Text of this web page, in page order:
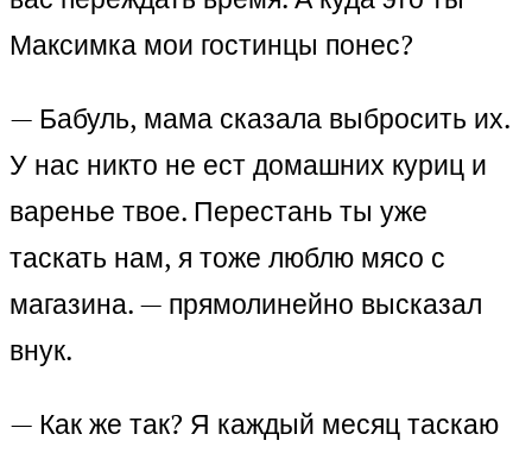
Максимка мои гостинцы понес?
— Бабуль, мама сказала выбросить их.
У нас никто не ест домашних куриц и
варенье твое. Перестань ты уже
таскать нам, я тоже люблю мясо с
магазина. — прямолинейно высказал
внук.
— Как же так? Я каждый месяц таскаю